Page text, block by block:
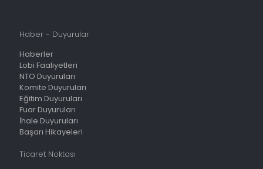
Haber - Duyurular
Haberler
Lobi Faaliyetleri
NTO Duyuruları
Komite Duyuruları
Eğitim Duyuruları
Fuar Duyuruları
İhale Duyuruları
Başarı Hikayeleri
Ticaret Noktası